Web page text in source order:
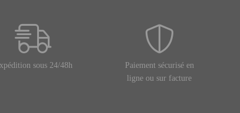
sous 24/48h
Paiement sécurisé en
ligne ou sur facture